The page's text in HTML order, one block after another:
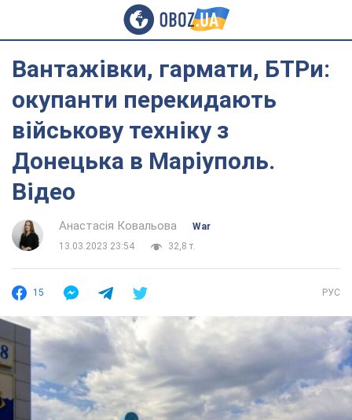
Вантажівки, гармати, БТРи:
окупанти перекидають
військову техніку з
Донецька в Маріуполь.
Відео
Анастасія Ковальова
War
13.03.2023 23:54
32,8 т.
15 РУС